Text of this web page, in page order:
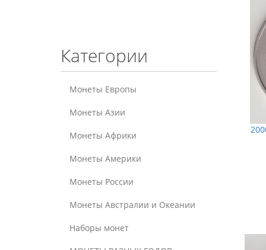
Категории
Монеты Европы
Монеты Азии
Монеты Африки
Монеты Америки
Монеты России
Монеты Австралии и Океании
Наборы монет